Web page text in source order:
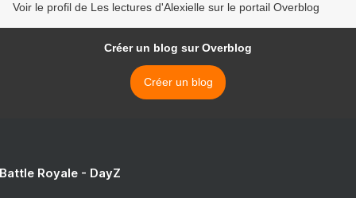
Voir le profil de Les lectures d'Alexielle sur le portail Overblog
Créer un blog sur Overblog
Créer un blog
Royale - DayZ